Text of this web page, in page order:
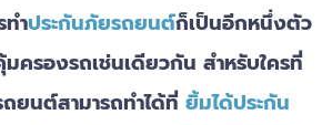
ำประกันภัยรถยนต์ก็เป็นอีกหนึ่งตัว
ครองรถเช่นเดียวกัน สำหรับใครที่
ยนต์สามารถทำได้ที่ ยิ้มได้ประกัน